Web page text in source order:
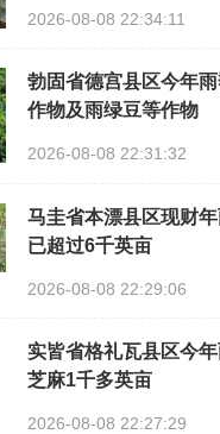
2026-08-08 22:34:11
勃固省德宫县区今年
作物及雨绿豆等作物
2026-08-08 22:31:32
马圭省本漂县区现财
已超过6千英亩
2026-08-08 22:29:06
实皆省格礼瓦县区今
芝麻1千多英亩
2026-08-08 22:27:29